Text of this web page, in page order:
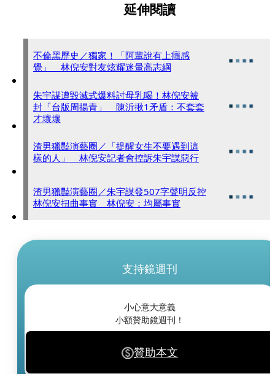
延伸閱讀
不倫黑歷史／獨家！「阿輩說有上癮感
覺」 林倪安對友炫耀迷暈高志綱
朱宇謀遭毀滅式爆料討母乳喝！林倪安被
封「台版周揚青」 陳沂揪1矛盾：不套套
才壞壞
渣男獵豔演藝圈／「提醒女生不要遇到這
樣的人」 林倪安記者會控訴朱宇謀惡行
渣男獵豔演藝圈／朱宇謀發507字聲明反控
林倪安扭曲事實 林倪安：均屬事實
支持鏡週刊
小心意大意義
小額贊助鏡週刊！
贊助本文